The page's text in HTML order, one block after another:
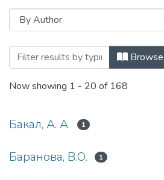
Browsing Стан, Browse
Now showing 1 - 20 of 168
Бакал, А. А. 1
Баранова, В.О. 1